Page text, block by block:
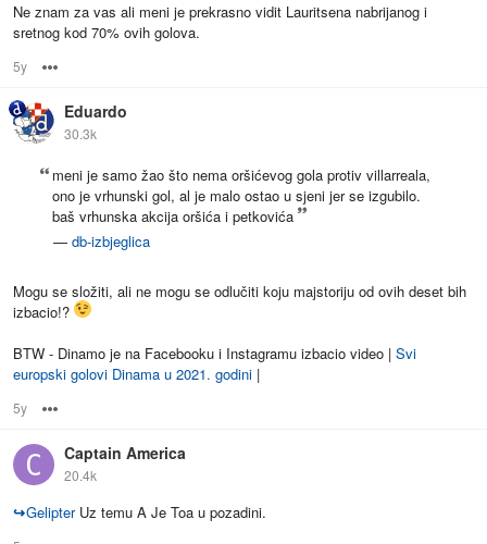
Ne znam za vas ali meni je prekrasno vidit Lauritsena nabrijanog i
sretnog kod 70% ovih golova.
5y
Eduardo
30.3k
meni je samo žao što nema oršićevog gola protiv villarreala,
ono je vrhunski gol, al je malo ostao u sjeni jer se izgubilo.
baš vrhunska akcija oršića i petkovića
— db-izbjeglica
Mogu se složiti, ali ne mogu se odlučiti koju majstoriju od ovih deset bih
izbacio!?
BTW - Dinamo je na Facebooku i Instagramu izbacio video | Svi
europski golovi Dinama u 2021. godini |
5y
Captain America
20.4k
↪GelipterUz temu A Je Toa u pozadini.